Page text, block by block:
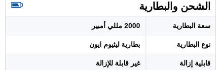
الشحن والبطارية
سعة البطارية 2000 مللي أمبير
نوع البطارية بطارية ليثيوم ايون
قابلية إزالة غير قابلة للإزالة